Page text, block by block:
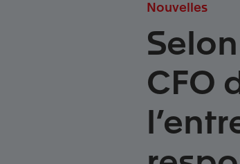
Nouvelles
CFO